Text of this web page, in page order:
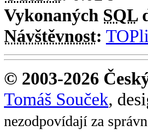
Vykonaných SQL
Návštěvnost:
© 2003-2026
Tomáš Souček,
nezodpovídají za